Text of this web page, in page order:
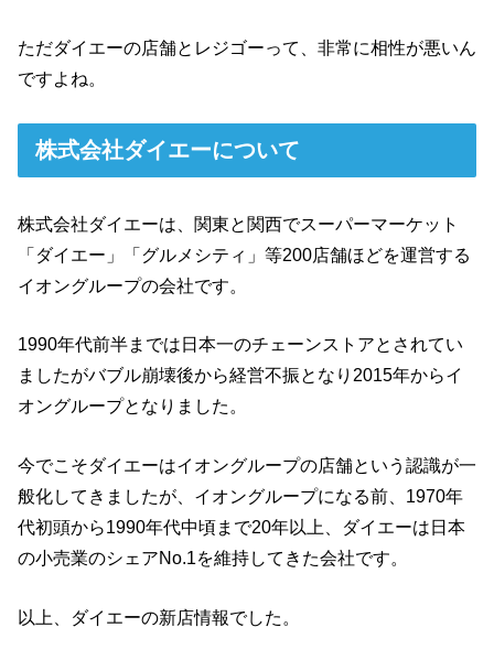
ただダイエーの店舗とレジゴーって、非常に相性が悪いん
ですよね。
株式会社ダイエーについて
株式会社ダイエーは、関東と関西でスーパーマーケット
「ダイエー」「グルメシティ」等200店舗ほどを運営する
イオングループの会社です。
1990年代前半までは日本一のチェーンストアとされてい
ましたがバブル崩壊後から経営不振となり2015年からイ
オングループとなりました。
今でこそダイエーはイオングループの店舗という認識が一
般化してきましたが、イオングループになる前、1970年
代初頭から1990年代中頃まで20年以上、ダイエーは日本
の小売業のシェアNo.1を維持してきた会社です。
以上、ダイエーの新店情報でした。